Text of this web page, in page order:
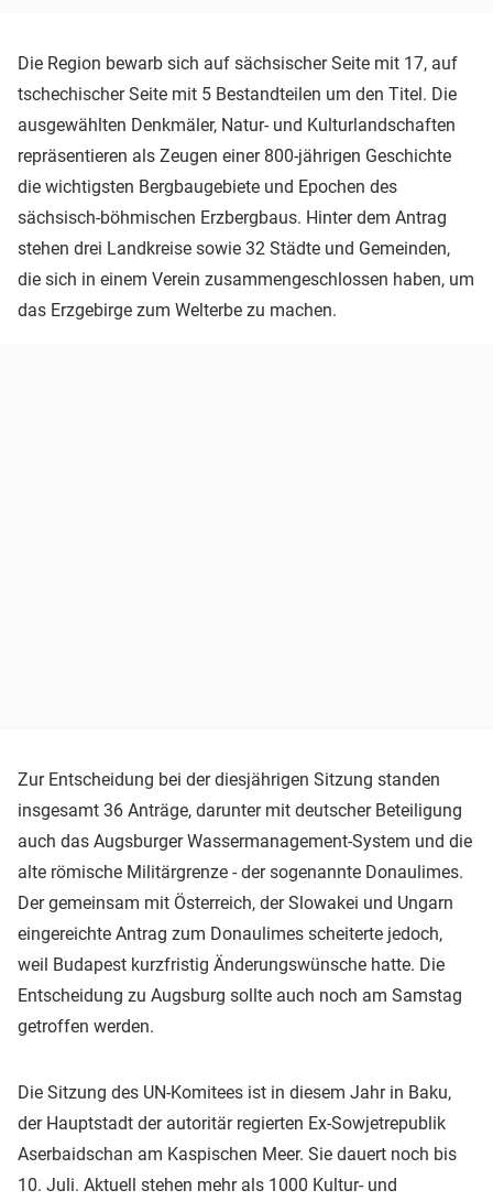
Die Region bewarb sich auf sächsischer Seite mit 17, auf
tschechischer Seite mit 5 Bestandteilen um den Titel. Die
ausgewählten Denkmäler, Natur- und Kulturlandschaften
repräsentieren als Zeugen einer 800-jährigen Geschichte
die wichtigsten Bergbaugebiete und Epochen des
sächsisch-böhmischen Erzbergbaus. Hinter dem Antrag
stehen drei Landkreise sowie 32 Städte und Gemeinden,
die sich in einem Verein zusammengeschlossen haben, um
das Erzgebirge zum Welterbe zu machen.
Zur Entscheidung bei der diesjährigen Sitzung standen
insgesamt 36 Anträge, darunter mit deutscher Beteiligung
auch das Augsburger Wassermanagement-System und die
alte römische Militärgrenze - der sogenannte Donaulimes.
Der gemeinsam mit Österreich, der Slowakei und Ungarn
eingereichte Antrag zum Donaulimes scheiterte jedoch,
weil Budapest kurzfristig Änderungswünsche hatte. Die
Entscheidung zu Augsburg sollte auch noch am Samstag
getroffen werden.
Die Sitzung des UN-Komitees ist in diesem Jahr in Baku,
der Hauptstadt der autoritär regierten Ex-Sowjetrepublik
Aserbaidschan am Kaspischen Meer. Sie dauert noch bis
10. Juli. Aktuell stehen mehr als 1000 Kultur- und